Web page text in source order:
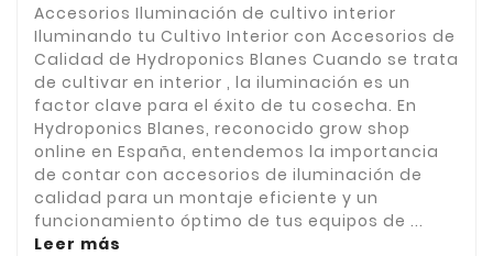
Accesorios Iluminación de cultivo interior
Iluminando tu Cultivo Interior con Accesorios de
Calidad de Hydroponics Blanes Cuando se trata
de cultivar en interior , la iluminación es un
factor clave para el éxito de tu cosecha. En
Hydroponics Blanes, reconocido grow shop
online en España, entendemos la importancia
de contar con accesorios de iluminación de
calidad para un montaje eficiente y un
funcionamiento óptimo de tus equipos de ...
Leer más